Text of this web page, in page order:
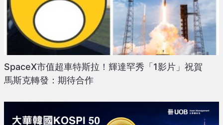
SpaceX市值超車特斯拉！輝達罕秀「1影片」祝賀
馬斯克轉發：期待合作